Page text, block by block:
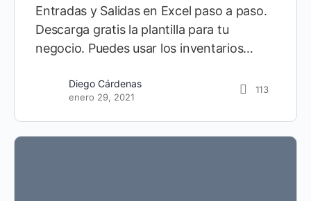
Entradas y Salidas en Excel paso a paso.
Descarga gratis la plantilla para tu
negocio. Puedes usar los inventarios…
Diego Cárdenas
enero 29, 2021
113